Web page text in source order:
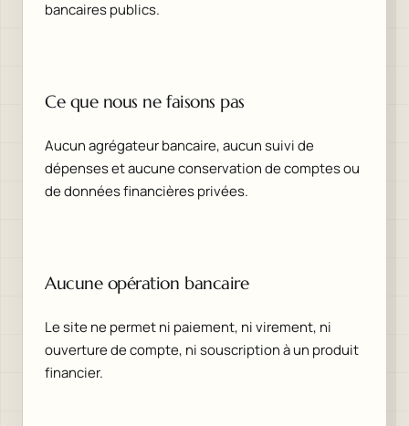
bancaires publics.
Ce que nous ne faisons pas
Aucun agrégateur bancaire, aucun suivi de
dépenses et aucune conservation de comptes ou
de données financières privées.
Aucune opération bancaire
Le site ne permet ni paiement, ni virement, ni
ouverture de compte, ni souscription à un produit
financier.